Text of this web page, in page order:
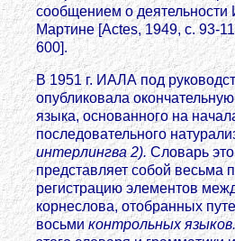
сообщением о
Мартине [Actes, 1949, с. 93-
600].
В 1951 г. ИАЛА под
опубликовала
языка, основанного на
последовательного
интерлингва 2). Словарь
представляет собой весьма
регистрацию элементов
корнеслова, отобранных
восьмиконтрольных